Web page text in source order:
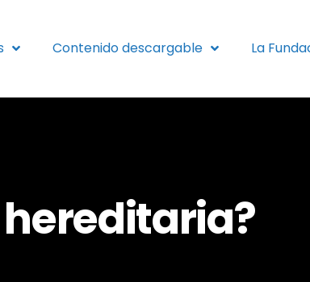
Contenido descargable La
hereditaria?